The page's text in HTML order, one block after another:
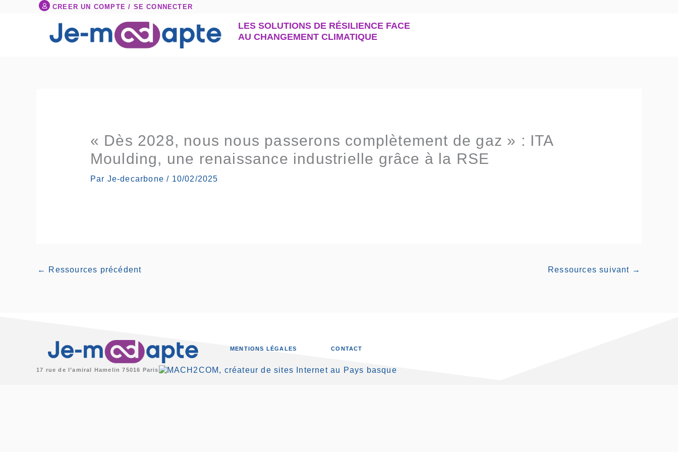
CREER UN COMPTE / SE CONNECTER
LES SOLUTIONS DE RÉSILIENCE FACE
AU CHANGEMENT CLIMATIQUE
« Dès 2028, nous nous passerons complètement de gaz » : ITA
Moulding, une renaissance industrielle grâce à la RSE
Par Je-decarbone/ 10/02/2025
← Ressources précédent Ressources suivant →
MENTIONS LÉGALES CONTACT
17 rue de l’amiral Hamelin 75016 Paris